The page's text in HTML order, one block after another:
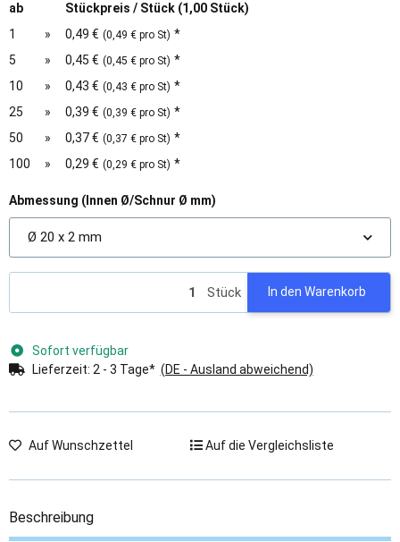
ab
Stückpreis / Stück (1,00 Stück)
1
» 0,49 € (0,49 € pro St) *
5
» 0,45 € (0,45 € pro St) *
10
» 0,43 € (0,43 € pro St) *
25
» 0,39 € (0,39 € pro St) *
50
» 0,37 € (0,37 € pro St) *
100
» 0,29 € (0,29 € pro St) *
Abmessung (Innen Ø/Schnur Ø mm)
Ø 20 x 2 mm
Stück In den Warenkorb
Sofort verfügbar
Lieferzeit: 2 - 3 Tage* (DE - Ausland abweichend)
Auf Wunschzettel Auf die Vergleichsliste
Beschreibung